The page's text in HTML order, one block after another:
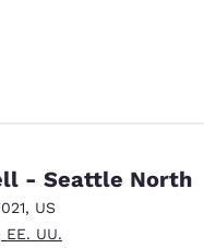
- Seattle North
, US
UU.